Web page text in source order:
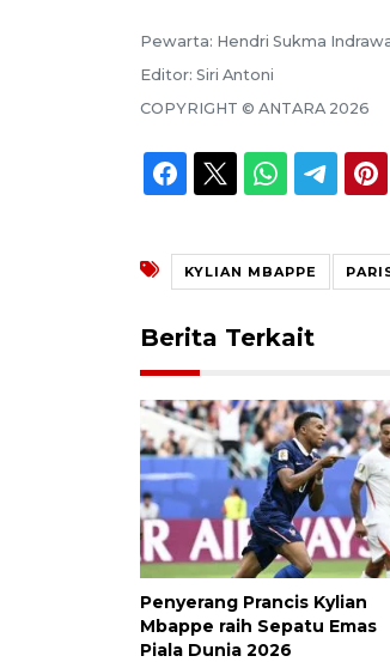
Pewarta: Hendri Sukma
Editor: Siri Antoni
COPYRIGHT © ANTARA 2026
KYLIAN MBAPPE
Berita Terkait
Penyerang Prancis Kylian
Mbappe raih Sepatu Emas
Piala Dunia 2026